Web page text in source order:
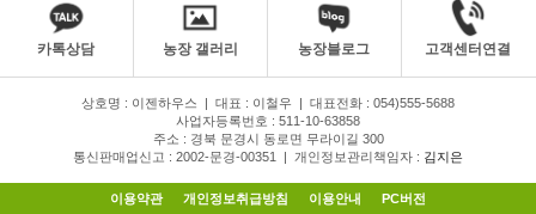
카톡상담 농장 갤러리 농장블로그 고객센터연결
상호명 : 이젠하우스 대표 : 이철우
대표전화 : 054)555-5688
사업자등록번호 : 511-10-63858
주소 : 경북 문경시 동로면 무라이길 300
통신판매업신고 : 2002-문경-00351
개인정보관리책임자 : 김지은
이용약관 개인정보취급방침 이용안내 PC버전